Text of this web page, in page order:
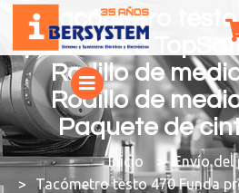
Tacómetro
protectora
Rodillo de
Rodillo de
Paquete de
You are here:
Envío
Tacómetro testo 470 Funda